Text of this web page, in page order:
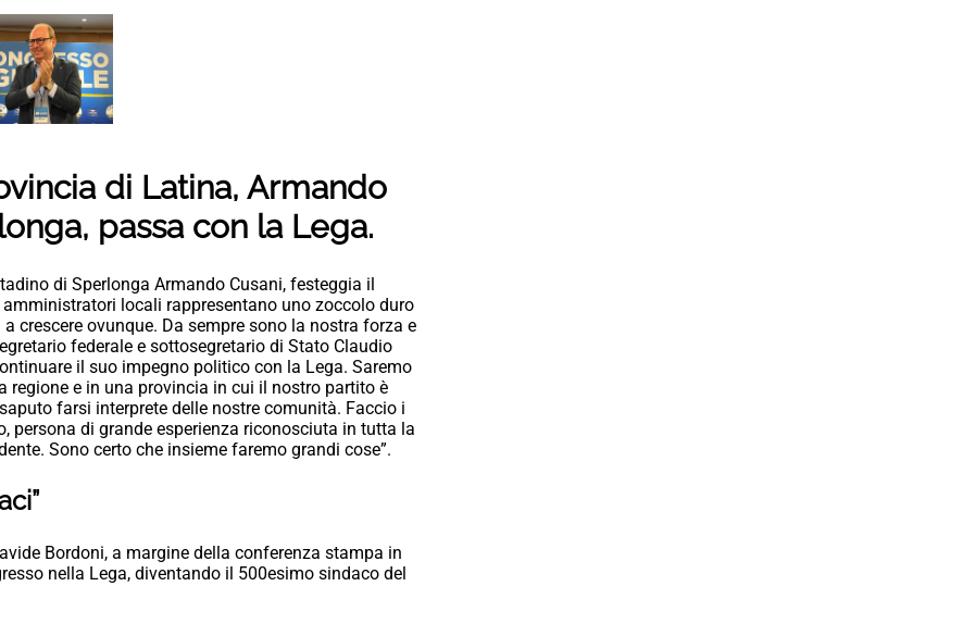
di Latina, Armando
passa con la Lega.
di Sperlonga Armando Cusani, festeggia il
locali rappresentano uno zoccolo duro
crescere ovunque. Da sempre sono la nostra forza e
federale e sottosegretario di Stato Claudio
il suo impegno politico con la Lega. Saremo
e in una provincia in cui il nostro partito è
farsi interprete delle nostre comunità. Faccio i
persona di grande esperienza riconosciuta in tutta la
Sono certo che insieme faremo grandi cose”.
Bordoni, a margine della conferenza stampa in
nella Lega, diventando il 500esimo sindaco del